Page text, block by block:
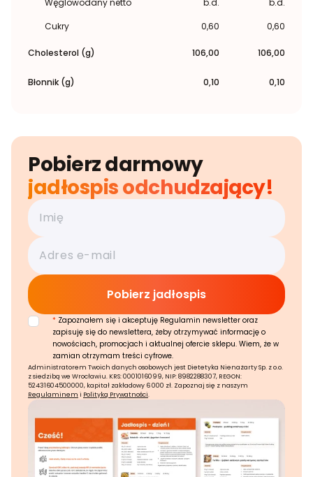
Węglowodany netto b.d.
b.d.
Cukry
0,60 0,60
Cholesterol (g) 106,00 106,00
Błonnik (g) 0,10 0,10
Pobierz darmowy
jadłospis odchudzający!
* Zapoznałem się i akceptuję Regulamin newsletter oraz
zapisuję się do newslettera, żeby otrzymywać informację o
nowościach, promocjach i aktualnej ofercie sklepu. Wiem, że w
zamian otrzymam treści cyfrowe.
Administratorem Twoich danych osobowych jest Dietetyka Nienażarty Sp. z o.o.
z siedzibą we Wrocławiu. KRS: 0001016099, NIP: 8982288307, REGON:
52431604500000, kapitał zakładowy 6 000 zł. Zapoznaj się z naszym
Regulaminem i Polityką Prywatności.